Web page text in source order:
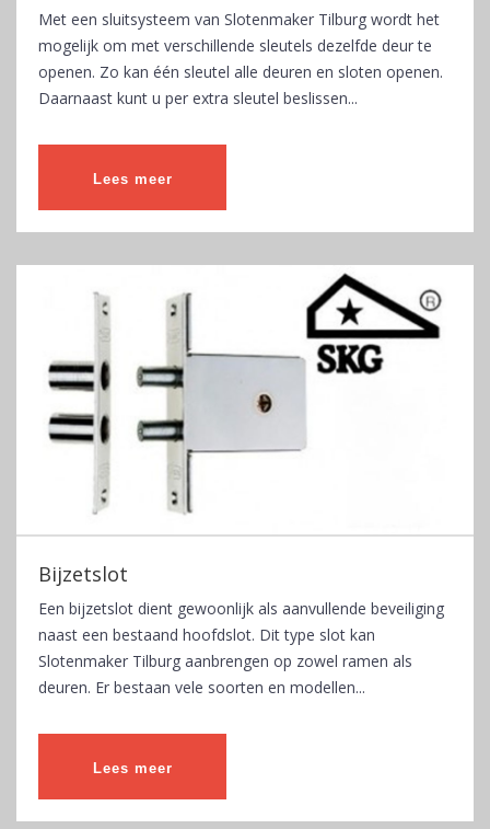
Met een sluitsysteem van Slotenmaker Tilburg wordt het
mogelijk om met verschillende sleutels dezelfde deur te
openen. Zo kan één sleutel alle deuren en sloten openen.
Daarnaast kunt u per extra sleutel beslissen...
Lees meer
Bijzetslot
Een bijzetslot dient gewoonlijk als aanvullende beveiliging
naast een bestaand hoofdslot. Dit type slot kan
Slotenmaker Tilburg aanbrengen op zowel ramen als
deuren. Er bestaan vele soorten en modellen...
Lees meer